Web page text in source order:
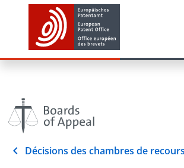
Décisions des chambres de recours